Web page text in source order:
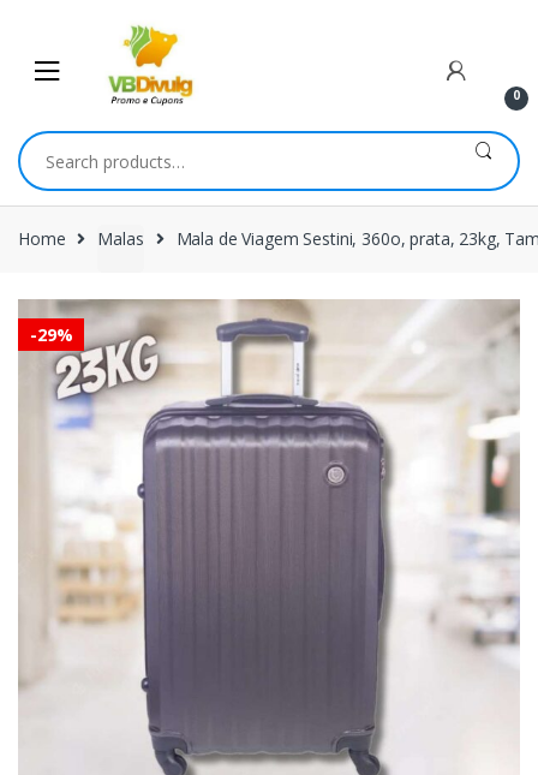
navigation
content
0
Search
for:
Home Malas Mala de Viagem Sestini, 360o, prata, 23kg,
-29%